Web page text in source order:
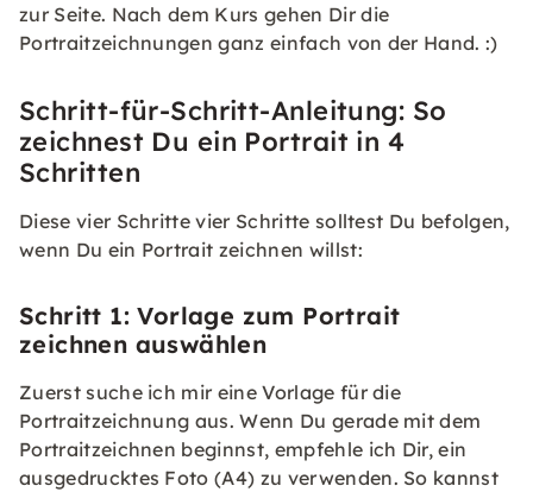
zur Seite. Nach dem Kurs gehen Dir die
Portraitzeichnungen ganz einfach von der Hand. :)
Schritt-für-Schritt-Anleitung: So
zeichnest Du ein Portrait in 4
Schritten
Diese vier Schritte vier Schritte solltest Du befolgen,
wenn Du ein Portrait zeichnen willst:
Schritt 1: Vorlage zum Portrait
zeichnen auswählen
Zuerst suche ich mir eine Vorlage für die
Portraitzeichnung aus. Wenn Du gerade mit dem
Portraitzeichnen beginnst, empfehle ich Dir, ein
ausgedrucktes Foto (A4) zu verwenden. So kannst